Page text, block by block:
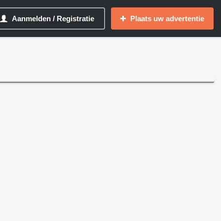
Aanmelden / Registratie Plaats uw advertentie